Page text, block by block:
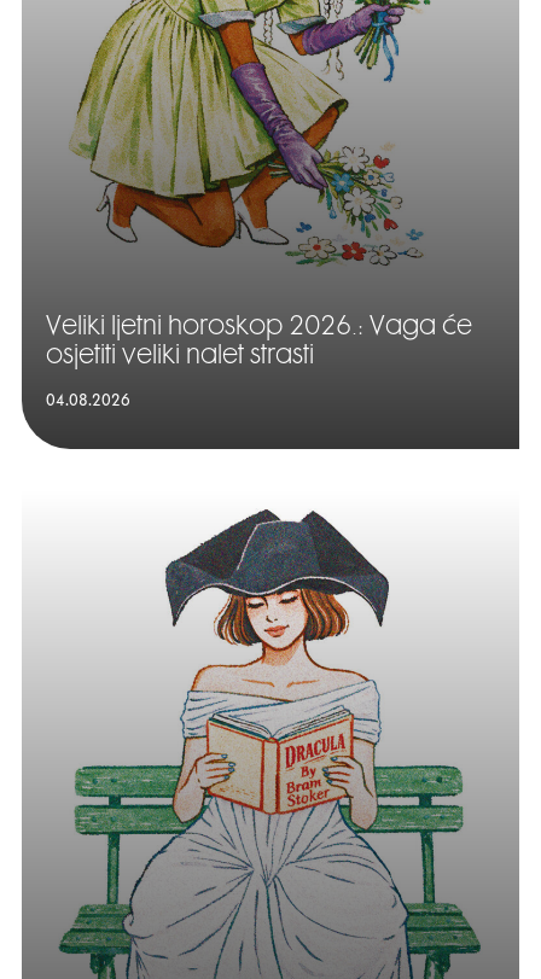
Veliki ljetni horoskop 2026.: Vaga će
osjetiti veliki nalet strasti
04.08.2026